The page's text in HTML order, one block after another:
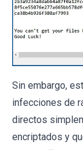
Sin embargo,
infecciones de
directos
encriptados y